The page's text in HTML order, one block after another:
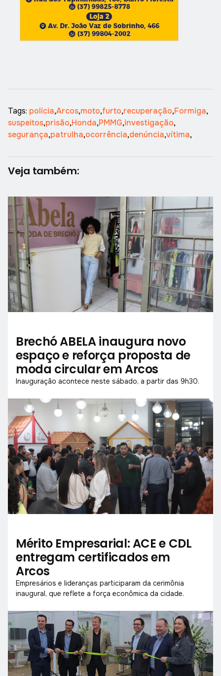
Tags: polícia,Arcos,moto,furto,recuperação,Formiga,
suspeitos,prisão,Honda,PMMG,investigação,
segurança,patrulha,ocorrência,denúncia,vítima,
Veja também:
Brechó ABELA inaugura novo
espaço e reforça proposta de
moda circular em Arcos
Inauguração acontece neste sábado, a partir das 9h30.
Mérito Empresarial: ACE e CDL
entregam certificados em
Arcos
Empresários e lideranças participaram da cerimônia
inaugural, que reflete a força econômica da cidade.